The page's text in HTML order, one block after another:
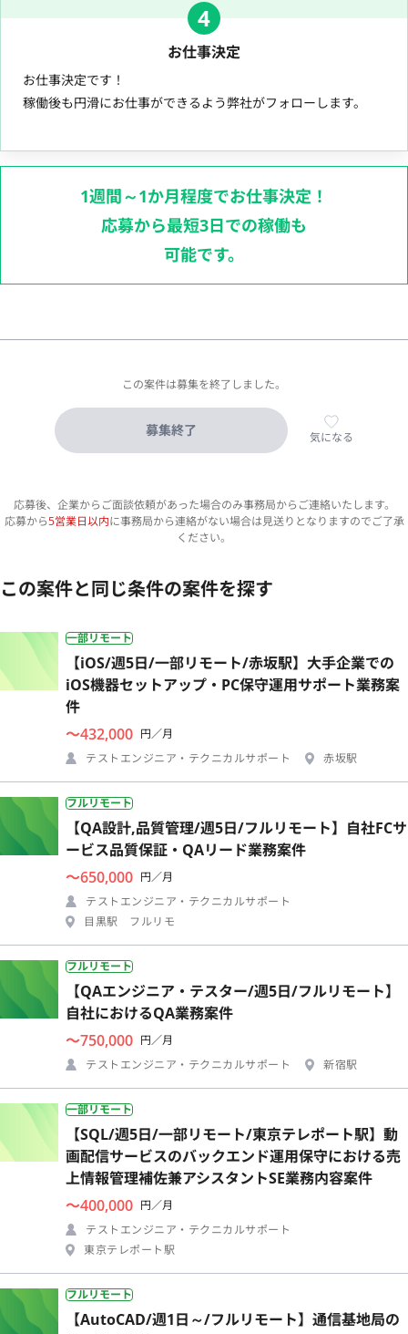
4
お仕事決定
お仕事決定です！
稼働後も円滑にお仕事ができるよう弊社がフォローします。
1週間～1か月程度でお仕事決定！
応募から最短3日での稼働も
可能です。
この案件は募集を終了しました。
募集終了 気になる
応募後、企業からご面談依頼があった場合のみ事務局からご連絡いたします。
応募から5営業日以内に事務局から連絡がない場合は見送りとなりますのでご了承
ください。
この案件と同じ条件の案件を探す
一部リモート
【iOS/週5日/一部リモート/赤坂駅】大手企業での
iOS機器セットアップ・PC保守運用サポート業務案
件
〜432,000 円／月
テストエンジニア・テクニカルサポート
赤坂駅
フルリモート
【QA設計,品質管理/週5日/フルリモート】自社FCサ
ービス品質保証・QAリード業務案件
〜650,000 円／月
テストエンジニア・テクニカルサポート
目黒駅 フルリモ
フルリモート
【QAエンジニア・テスター/週5日/フルリモート】
自社におけるQA業務案件
〜750,000 円／月
テストエンジニア・テクニカルサポート
新宿駅
一部リモート
【SQL/週5日/一部リモート/東京テレポート駅】動
画配信サービスのバックエンド運用保守における売
上情報管理補佐兼アシスタントSE業務内容案件
〜400,000 円／月
テストエンジニア・テクニカルサポート
東京テレポート駅
フルリモート
【AutoCAD/週1日～/フルリモート】通信基地局の